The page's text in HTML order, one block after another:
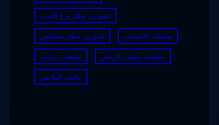
ليموزين مطار برج العرب
ليموزين مطار سفنكس مكيفات الاسبليت
مكيفات تركيب مكيفات سبليت الرياض
مكيف الملابس